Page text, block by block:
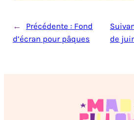
← Précédente : Fond
d’écran pour pâques
de